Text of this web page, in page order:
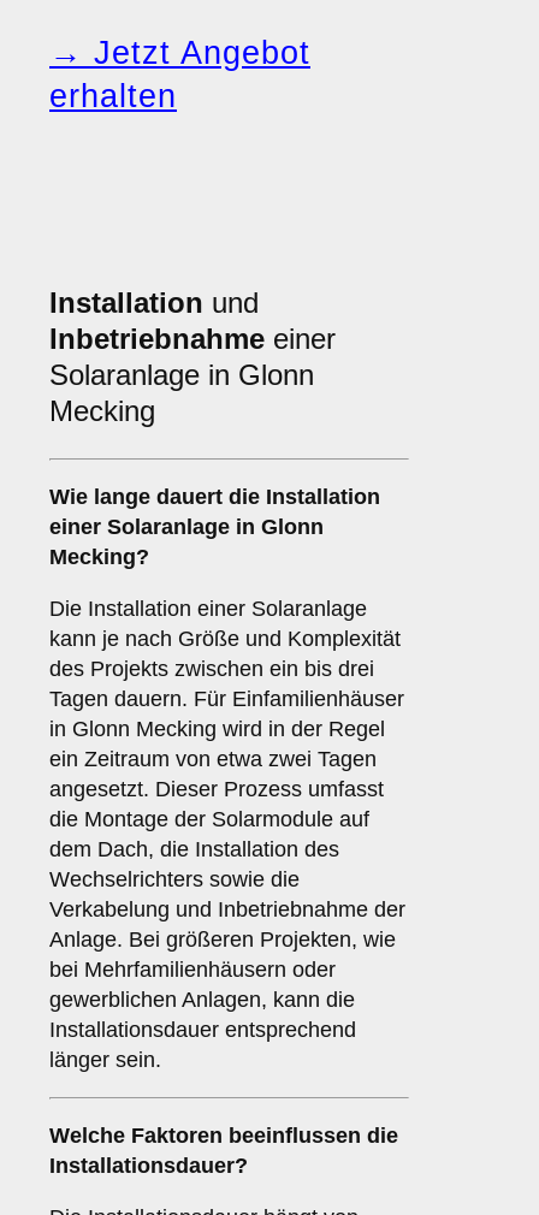
→ Jetzt Angebot
erhalten
Installation und
Inbetriebnahme einer
Solaranlage in Glonn
Mecking
Wie lange dauert die Installation
einer Solaranlage in Glonn
Mecking?
Die Installation einer Solaranlage
kann je nach Größe und Komplexität
des Projekts zwischen ein bis drei
Tagen dauern. Für Einfamilienhäuser
in Glonn Mecking wird in der Regel
ein Zeitraum von etwa zwei Tagen
angesetzt. Dieser Prozess umfasst
die Montage der Solarmodule auf
dem Dach, die Installation des
Wechselrichters sowie die
Verkabelung und Inbetriebnahme der
Anlage. Bei größeren Projekten, wie
bei Mehrfamilienhäusern oder
gewerblichen Anlagen, kann die
Installationsdauer entsprechend
länger sein.
Welche Faktoren beeinflussen die
Installationsdauer?